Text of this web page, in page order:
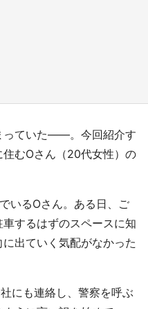
っていた――。今回紹介す
むOさん（20代女性）の
いるOさん。ある日、ご
するはずのスペースに知
出ていく気配がなかった
にも連絡し、警察を呼ぶ